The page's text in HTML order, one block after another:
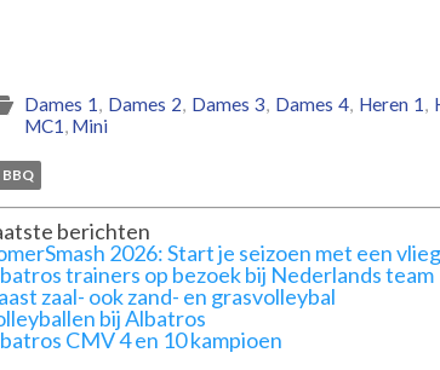
Dames 1 Dames 2 Dames 3 Dames 4 Heren 1
MC1 Mini
BBQ
berichten
2026: Start je seizoen met een
trainers op bezoek bij Nederlands team
zaal- ook zand- en grasvolleybal
bij Albatros
CMV 4 en 10 kampioen